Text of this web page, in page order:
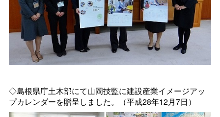
◇島根県庁土木部にて山岡技監に建設産業イメージアッ
プカレンダーを贈呈しました。（平成28年12月7日）